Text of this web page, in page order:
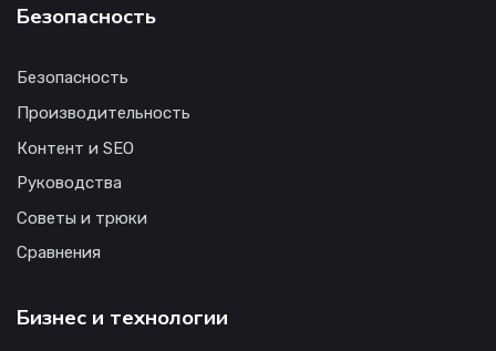
Безопасность
Безопасность
Производительность
Контент и SEO
Руководства
Советы и трюки
Сравнения
Бизнес и технологии